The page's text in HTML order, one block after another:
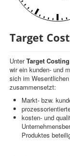
Target
UnterTarget
wir ein kunden- und
sich im
zusammensetzt:
Markt- bzw.
kosten- und
Produktes